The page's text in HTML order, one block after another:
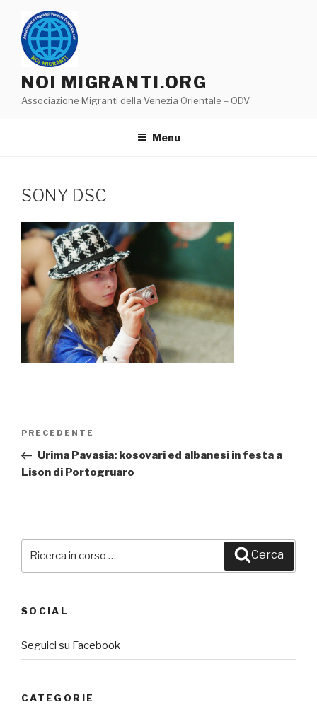
contenuto
NOI MIGRANTI.ORG
Associazione Migranti della Venezia Orientale – ODV
Menu
SONY DSC
Navigazione
Articolo
precedente:
PRECEDENTE
Urima Pavasia: kosovari ed albanesi in festa a
Lison di Portogruaro
Cerca
SOCIAL
Seguici su Facebook
CATEGORIE